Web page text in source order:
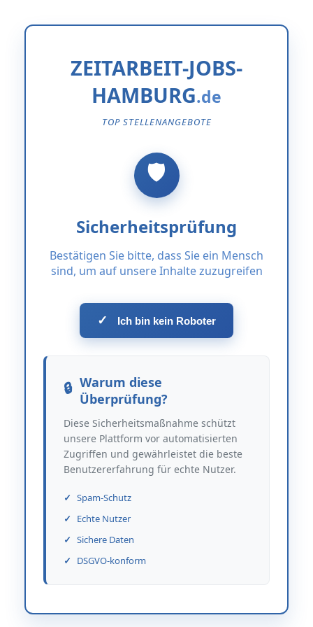
ZEITARBEIT-JOBS-
HAMBURG
TOP STELLENANGEBOTE
Sicherheitsprüfung
Bestätigen Sie bitte, dass Sie ein Mensch
sind, um auf unsere Inhalte zuzugreifen
✓ Ich bin kein Roboter
Warum diese
Überprüfung?
Diese Sicherheitsmaßnahme schützt
unsere Plattform vor automatisierten
Zugriffen und gewährleistet die beste
Benutzererfahrung für echte Nutzer.
Spam-Schutz
Echte Nutzer
Sichere Daten
DSGVO-konform